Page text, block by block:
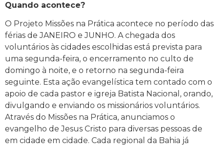
Quando acontece?
O Projeto Missões na Prática acontece no período das
férias de JANEIRO e JUNHO. A chegada dos
voluntários às cidades escolhidas está prevista para
uma segunda-feira, o encerramento no culto de
domingo à noite, e o retorno na segunda-feira
seguinte. Esta ação evangelística tem contado com o
apoio de cada pastor e igreja Batista Nacional, orando,
divulgando e enviando os missionários voluntários.
Através do Missões na Prática, anunciamos o
evangelho de Jesus Cristo para diversas pessoas de
em cidade em cidade. Cada regional da Bahia já